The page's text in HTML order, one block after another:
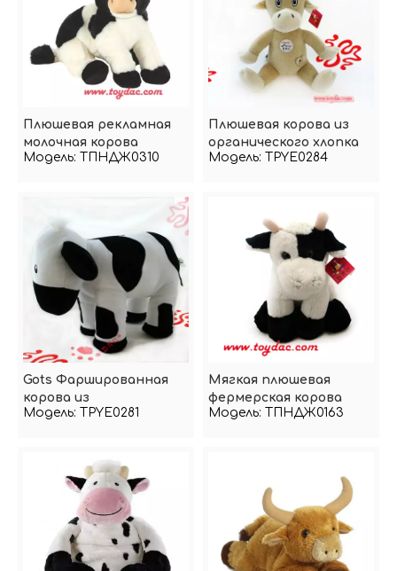
Плюшевая рекламная
молочная корова
Модель: ТПНДЖ0310
Плюшевая корова из
органического хлопка
Модель: TPYE0284
Gots Фаршированная
корова из
органического хлопка
Модель: TPYE0281
Мягкая плюшевая
фермерская корова
Модель: ТПНДЖ0163